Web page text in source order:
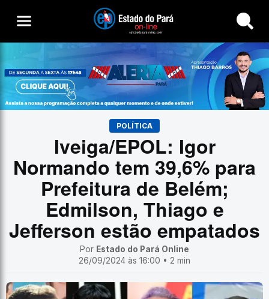
Buscar
POLÍTICA
Iveiga/EPOL: Igor
Normando tem 39,6% para
Prefeitura de Belém;
Edmilson, Thiago e
Jefferson estão empatados
Por Estado do Pará Online
26/09/2024 às 16:00 • 2 min